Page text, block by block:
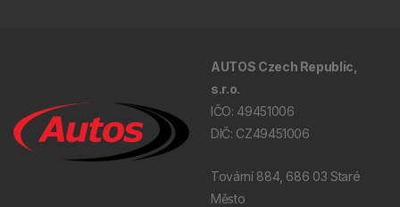
AUTOS Czech Republic,
s.r.o.
IČO: 49451006
DIČ: CZ49451006
Tovární 884, 686 03 Staré
Město